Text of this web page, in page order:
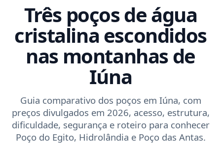
Três poços de água
cristalina escondidos
nas montanhas de
Iúna
Guia comparativo dos poços em Iúna, com
preços divulgados em 2026, acesso, estrutura,
dificuldade, segurança e roteiro para conhecer
Poço do Egito, Hidrolândia e Poço das Antas.